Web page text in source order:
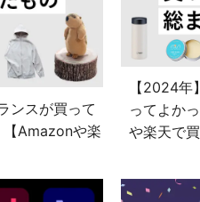
ンスが買って
【Amazonや楽
【2024
ってよか
や楽天で買